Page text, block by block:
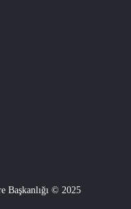
Başkanlığı © 2025